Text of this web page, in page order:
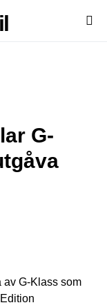
G-
av G-Klass som